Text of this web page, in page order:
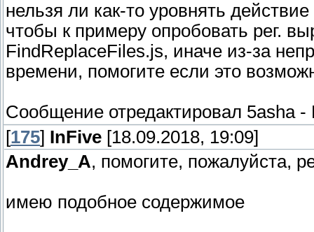
нельзя ли как-то уровнять
чтобы к примеру опробовать рег.
FindReplaceFiles.js, иначе из-за
времени, помогите если это
Сообщение отредактировал 5asha-
[175] InFive [18.09.2018, 19:09]
Andrey_A, помогите, пожалуйста,
имею подобное содержимое